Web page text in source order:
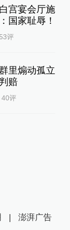
宫宴会厅施
国家耻辱！
53评
里煽动孤立
赔
40评
| 澎湃广告